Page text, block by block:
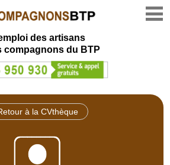
des artisans
compagnons du BTP
à la CVthèque